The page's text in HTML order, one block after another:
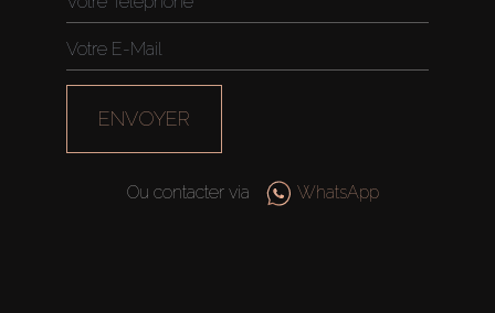
ENVOYER
Ou contacter via WhatsApp